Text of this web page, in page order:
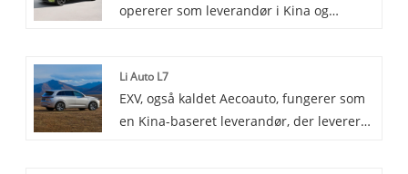
MPV'er, såvel som brintbrændstof, ren
opererer som leverandør i Kina og
vores tilbud.
Li Auto L7
EXV, også kaldet Aecoauto, fungerer som
en Kina-baseret leverandør, der leverer